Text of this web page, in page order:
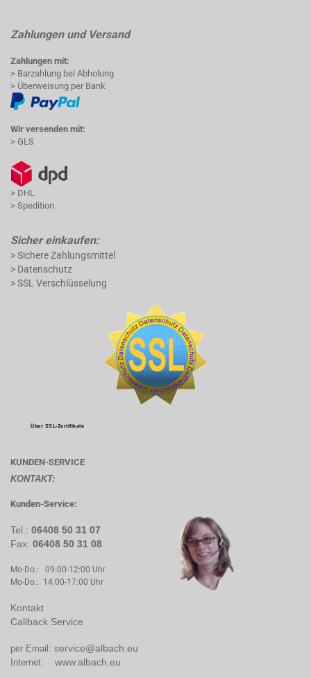
Zahlungen und Versand
Zahlungen mit:
> Barzahlung bei Abholung
> Überweisung per Bank
Wir versenden mit:
> GLS
> DHL
> Spedition
Sicher einkaufen:
> Sichere Zahlungsmittel
> Datenschutz
> SSL Verschlüsselung
Über SSL-Zertifikate
KUNDEN-SERVICE
KONTAKT:
Kunden-Service:
Tel.: 06408 50 31 07
Fax: 06408 50 31 08
Mo-Do.: 09:00-12:00 Uhr
Mo-Do.: 14:00-17:00 Uhr
Kontakt
Callback Service
per Email: service@albach.eu
Internet: www.albach.eu